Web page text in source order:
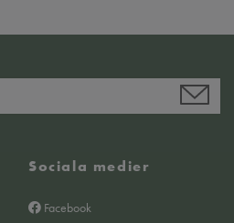
Sociala medier
Facebook